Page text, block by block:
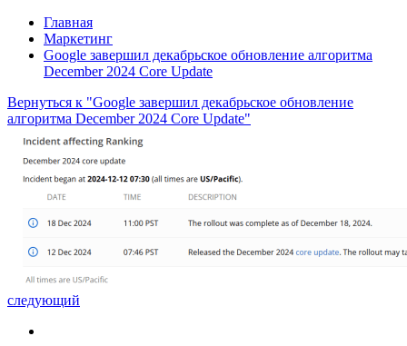
Главная
Маркетинг
Google завершил декабрьское обновление алгоритма
December 2024 Core Update
Вернуться к "Google завершил декабрьское обновление
алгоритма December 2024 Core Update"
следующий